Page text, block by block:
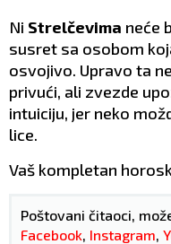
Ni Strelčevima neće
susret sa osobom
osvojivo. Upravo ta
privući, ali zvezde
intuiciju, jer neko
lice.
Vaš kompletan
Poštovani čitaoci,
Facebook Instagram